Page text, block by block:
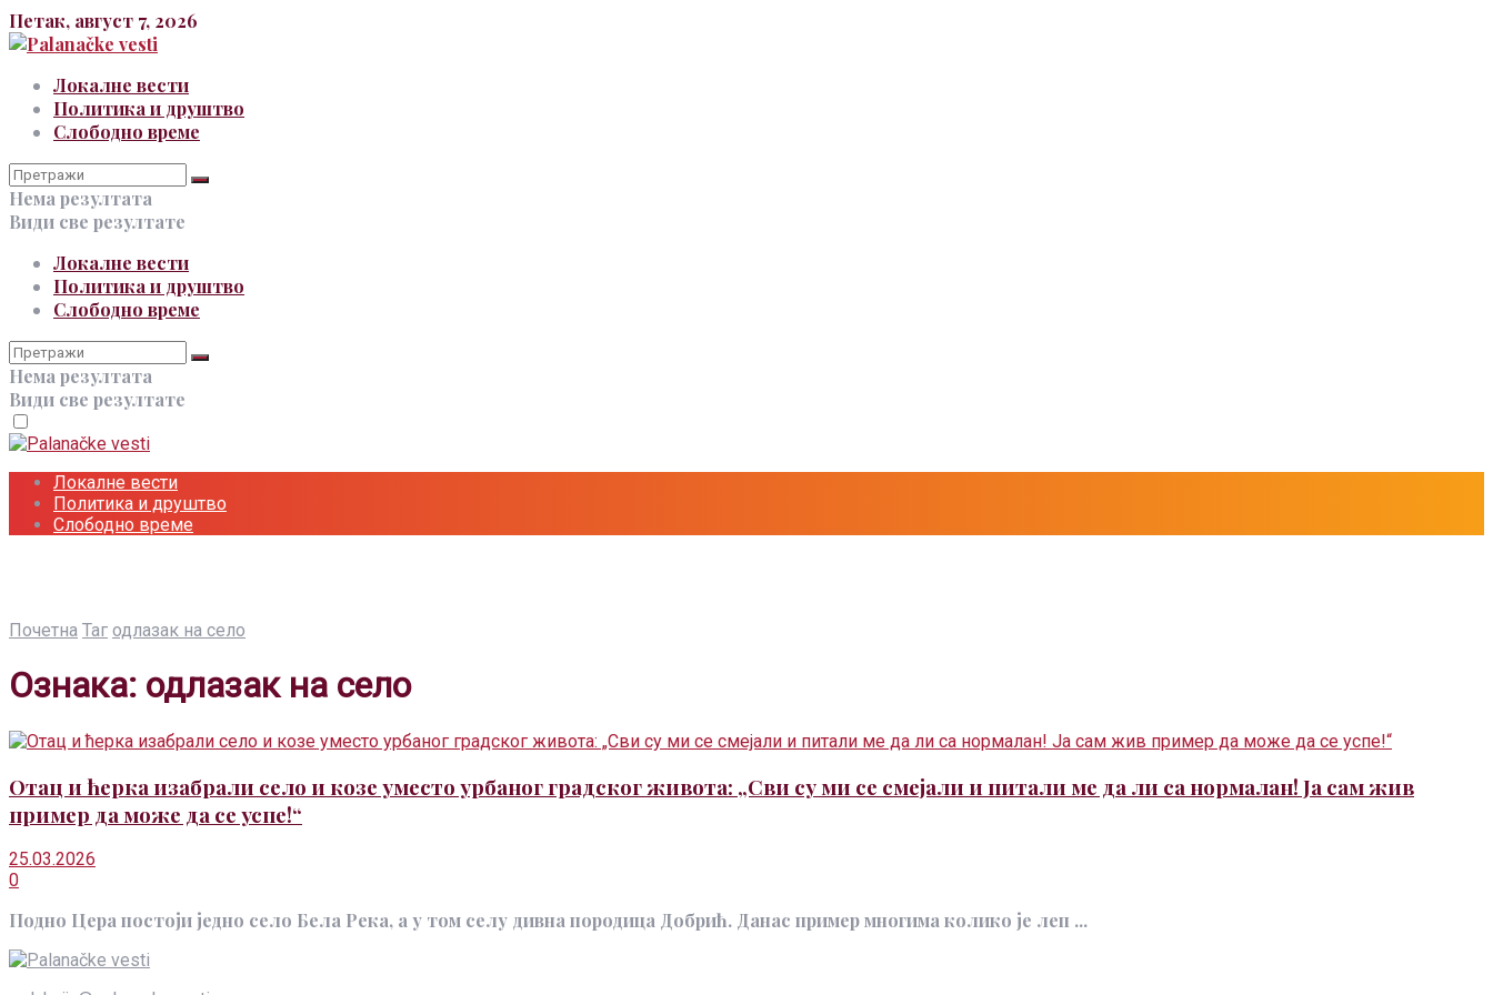
Петак, август 7, 2026
Локалне вести
Политика и друштво
Слободно време
Нема резултата
Види све резултате
Локалне вести
Политика и друштво
Слободно време
Нема резултата
Види све резултате
Локалне вести
Политика и друштво
Слободно време
Почетна Таг одлазак на село
Ознака: одлазак на село
Отац и ћерка изабрали село и козе уместо урбаног градског живота: „Сви су ми се смејали и питали ме да ли са нормалан! Ја сам жив
пример да може да се успе!“
25.03.2026
0
Подно Цера постоји једно село Бела Река, а у том селу дивна породица Добрић. Данас пример многима колико је леп ...